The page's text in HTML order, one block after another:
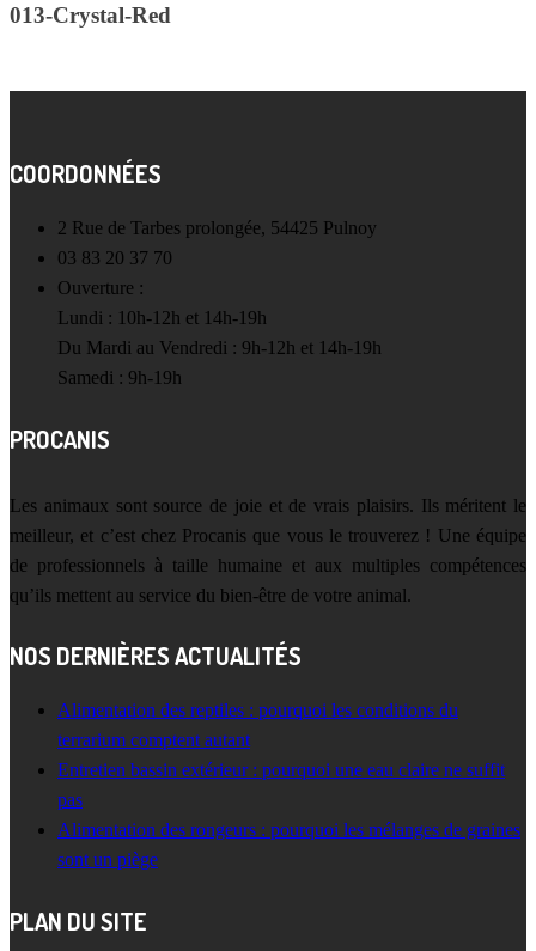
013-Crystal-Red
COORDONNÉES
2 Rue de Tarbes prolongée, 54425 Pulnoy
03 83 20 37 70
Ouverture :
Lundi : 10h-12h et 14h-19h
Du Mardi au Vendredi : 9h-12h et 14h-19h
Samedi : 9h-19h
PROCANIS
Les animaux sont source de joie et de vrais plaisirs. Ils méritent le
meilleur, et c’est chez Procanis que vous le trouverez ! Une équipe
de professionnels à taille humaine et aux multiples compétences
qu’ils mettent au service du bien-être de votre animal.
NOS DERNIÈRES ACTUALITÉS
Alimentation des reptiles : pourquoi les conditions du
terrarium comptent autant
Entretien bassin extérieur : pourquoi une eau claire ne suffit
pas
Alimentation des rongeurs : pourquoi les mélanges de graines
sont un piège
PLAN DU SITE